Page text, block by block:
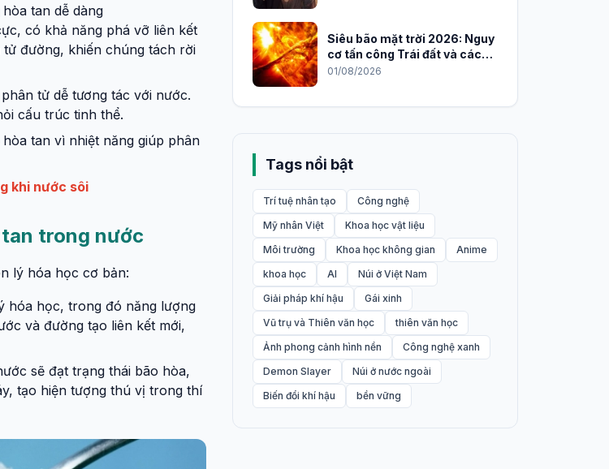
tan dễ dàng
có khả năng phá vỡ liên kết
đường, khiến chúng tách rời
tử dễ tương tác với nước.
cấu trúc tinh thể.
tan vì nhiệt năng giúp phân
khi nước sôi
trong nước
lý hóa học cơ bản:
hóa học, trong đó năng lượng
và đường tạo liên kết mới,
sẽ đạt trạng thái bão hòa,
tạo hiện tượng thú vị trong thí
Siêu bão mặt trời 2026: Nguy
cơ tấn công Trái đất và cách
phòng chống
01/08/2026
Tags nổi bật
Trí tuệ nhân tạo
Công nghệ
Mỹ nhân Việt
Khoa học vật liệu
Môi trường
Khoa học không gian
Anime
khoa học
AI
Núi ở Việt Nam
Giải pháp khí hậu
Gái xinh
Vũ trụ và Thiên văn học
thiên văn học
Ảnh phong cảnh hình nền
Công nghệ xanh
Demon Slayer
Núi ở nước ngoài
Biến đổi khí hậu
bền vững